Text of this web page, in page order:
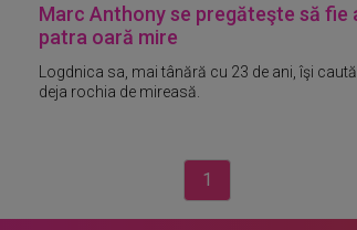
Marc Anthony se pregăteşte să fie
patra oară mire
Logdnica sa, mai tânără cu 23 de ani, îşi caută
deja rochia de mireasă.
1